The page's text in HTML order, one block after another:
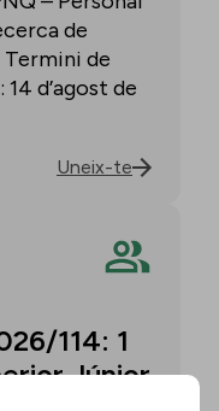
de
Termini de
d’agost de
Uneix-te
114: 1
Júnior